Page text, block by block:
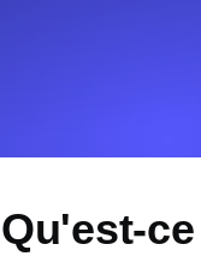
Qu'est-